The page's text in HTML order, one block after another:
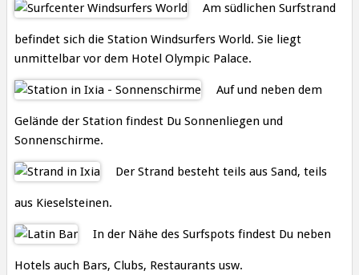
Am südlichen Surfstrand
befindet sich die Station Windsurfers World. Sie liegt
unmittelbar vor dem Hotel Olympic Palace.
Auf und neben dem
Gelände der Station findest Du Sonnenliegen und
Sonnenschirme.
Der Strand besteht teils aus Sand, teils
aus Kieselsteinen.
In der Nähe des Surfspots findest Du neben
Hotels auch Bars, Clubs, Restaurants usw.